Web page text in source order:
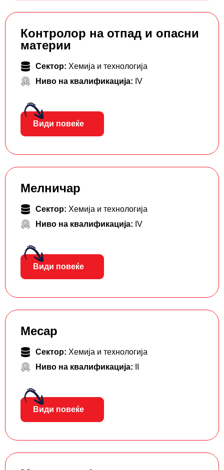
Контролор на отпад и опасни
материи
Сектор: Хемија и технологија
Ниво на квалификација: IV
Види повеќе
Мелничар
Сектор: Хемија и технологија
Ниво на квалификација: IV
Види повеќе
Месар
Сектор: Хемија и технологија
Ниво на квалификација:
Види повеќе